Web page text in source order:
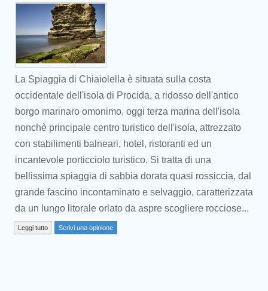
La Spiaggia di Chiaiolella è situata sulla costa
occidentale dell'isola di Procida, a ridosso dell'antico
borgo marinaro omonimo, oggi terza marina dell'isola
nonchè principale centro turistico dell'isola, attrezzato
con stabilimenti balneari, hotel, ristoranti ed un
incantevole porticciolo turistico. Si tratta di una
bellissima spiaggia di sabbia dorata quasi rossiccia, dal
grande fascino incontaminato e selvaggio, caratterizzata
da un lungo litorale orlato da aspre scogliere rocciose...
Leggi tutto Scrivi una opinione
Prev